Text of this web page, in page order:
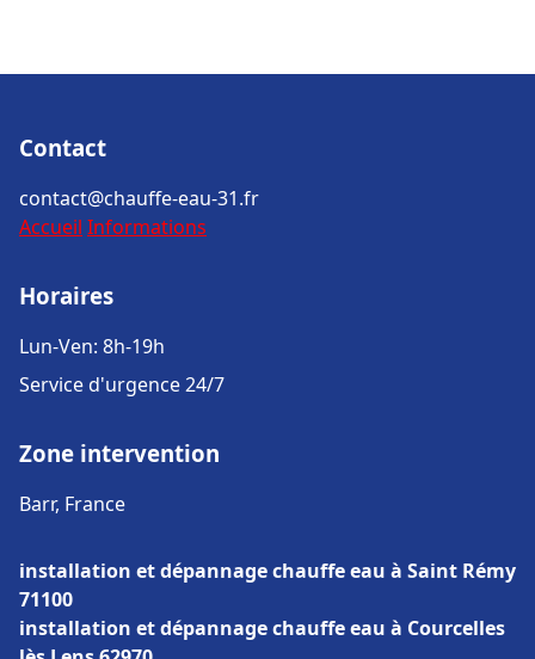
Contact
contact@chauffe-eau-31.fr
Accueil Informations
Horaires
Lun-Ven: 8h-19h
Service d'urgence 24/7
Zone intervention
Barr, France
installation et dépannage chauffe eau à Saint Rémy
71100
installation et dépannage chauffe eau à Courcelles